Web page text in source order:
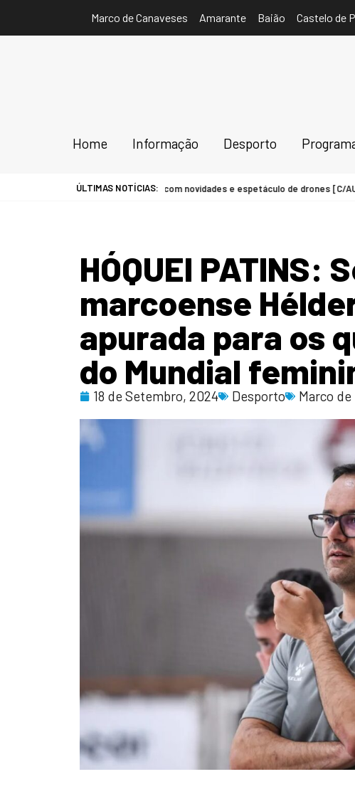
Marco de Canaveses Amarante Baião Castelo de
Home Informação Desporto
arranca sexta-feira com novidades e espetáculo de drones [C/AUDIO]
ÚLTIMAS NOTÍCIAS:
HÓQUEI PATINS:
marcoense
apurada para os
do Mundial
18 de Setembro, 2024 Desporto Marco de